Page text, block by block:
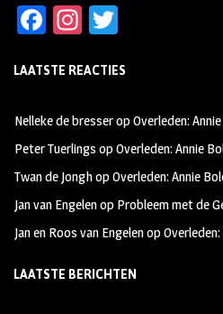
Fa
b
oo
k
In
ag
m
tt
LAATSTE REACTIES
Nelleke de bresseropOverleden:
Peter Tuerlings opOverleden: Annie
Twan de JonghopOverleden: Annie
Jan van Engelenop Probleem met de
Jan en Roos van Engelenop
LAATSTE BERICHTEN